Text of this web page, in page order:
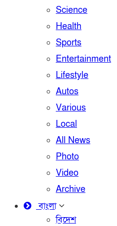
Science
Health
Sports
Entertainment
Lifestyle
Autos
Various
Local
All News
Photo
Video
Archive
বাংলা
বিদেশ